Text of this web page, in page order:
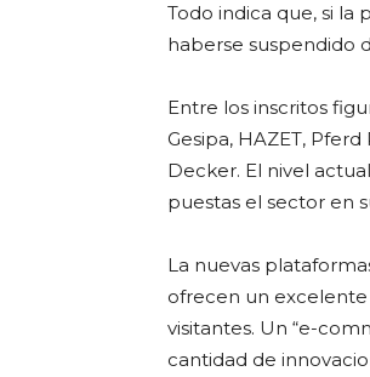
Todo indica que, si la
haberse suspendido
Entre los inscritos
Gesipa, HAZET,
Decker. El nivel
puestas el sector en
La nuevas
ofrecen un
visitantes. Un “e-
cantidad de